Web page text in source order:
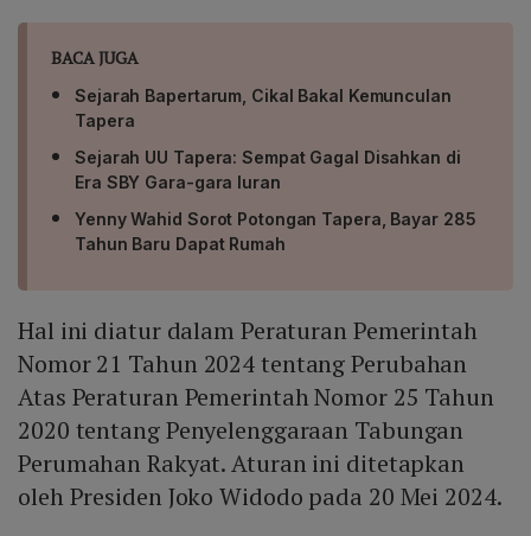
BACA JUGA
Sejarah Bapertarum, Cikal Bakal Kemunculan
Tapera
Sejarah UU Tapera: Sempat Gagal Disahkan di
Era SBY Gara-gara Iuran
Yenny Wahid Sorot Potongan Tapera, Bayar 285
Tahun Baru Dapat Rumah
Hal ini diatur dalam Peraturan Pemerintah
Nomor 21 Tahun 2024 tentang Perubahan
Atas Peraturan Pemerintah Nomor 25 Tahun
2020 tentang Penyelenggaraan Tabungan
Perumahan Rakyat. Aturan ini ditetapkan
oleh Presiden Joko Widodo pada 20 Mei 2024.